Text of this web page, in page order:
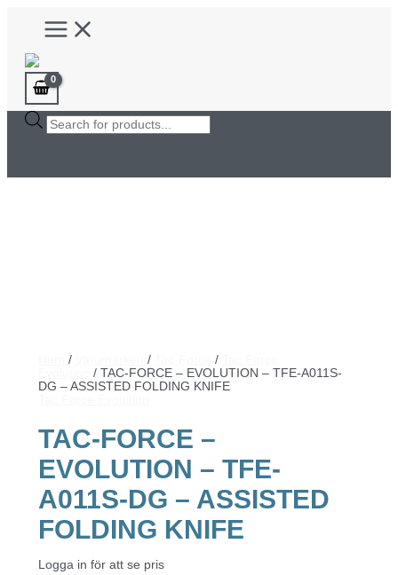
innehåll
Main
Menu
Products
search
/ / /
/ TAC-FORCE – EVOLUTION – TFE-A011S-
DG – ASSISTED FOLDING KNIFE
TAC-FORCE –
EVOLUTION – TFE-
A011S-DG – ASSISTED
FOLDING KNIFE
Logga in för att se pris